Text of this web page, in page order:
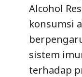
Alcohol
konsumsi
sistem
terhadap